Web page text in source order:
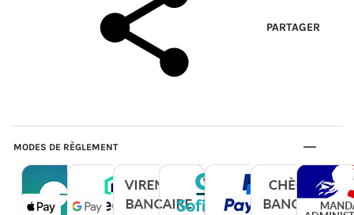
PARTAGER
MODES DE RÈGLEMENT